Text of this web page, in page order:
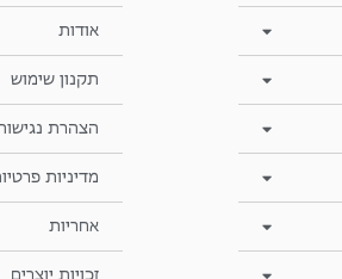
אודות
תקנון שימוש
הצהרת
מדיניות
אחריות